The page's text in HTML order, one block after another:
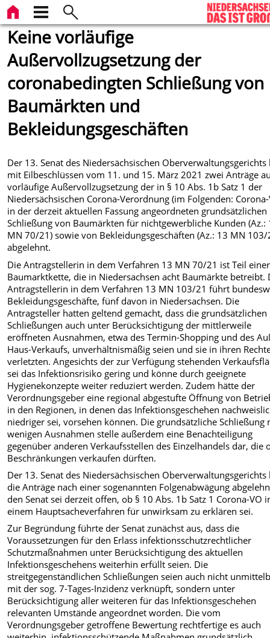
Keine vorläufige
Außervollzugsetzung der
coronabedingten Schließung von
Baumärkten und
Bekleidungsgeschäften
Der 13. Senat des Niedersächsischen Oberverwaltungsgerichts
mit Eilbeschlüssen vom 11. und 15. März 2021 zwei Anträge
vorläufige Außervollzugsetzung der in § 10 Abs. 1b Satz 1 der
Niedersächsischen Corona-Verordnung (im Folgenden:
in der derzeit aktuellen Fassung angeordneten grundsätzlichen
Schließung von Baumärkten für nichtgewerbliche Kunden (Az.:
MN 70/21) sowie von Bekleidungsgeschäften (Az.: 13 MN 103/
abgelehnt.
Die Antragstellerin in dem Verfahren 13 MN 70/21 ist Teil einer
Baumarktkette, die in Niedersachsen acht Baumärkte betreibt.
Antragstellerin in dem Verfahren 13 MN 103/21 führt
Bekleidungsgeschäfte, fünf davon in Niedersachsen. Die
Antragsteller hatten geltend gemacht, dass die grundsätzlichen
Schließungen auch unter Berücksichtigung der mittlerweile
eröffneten Ausnahmen, etwa des Termin-Shopping und des
Haus-Verkaufs, unverhältnismäßig seien und sie in ihren
verletzten. Angesichts der zur Verfügung stehenden
sei das Infektionsrisiko gering und könne durch geeignete
Hygienekonzepte weiter reduziert werden. Zudem hätte der
Verordnungsgeber eine regional abgestufte Öffnung von
in den Regionen, in denen das Infektionsgeschehen
niedriger sei, vorsehen können. Die grundsätzliche Schließung
wenigen Ausnahmen stelle außerdem eine Benachteiligung
gegenüber anderen Verkaufsstellen des Einzelhandels dar, die
Beschränkungen verkaufen dürften.
Der 13. Senat des Niedersächsischen Oberverwaltungsgerichts
die Anträge nach einer sogenannten Folgenabwägung
den Senat sei derzeit offen, ob § 10 Abs. 1b Satz 1 Corona-VO
einem Hauptsacheverfahren für unwirksam zu erklären sei.
Zur Begründung führte der Senat zunächst aus, dass die
Voraussetzungen für den Erlass infektionsschutzrechtlicher
Schutzmaßnahmen unter Berücksichtigung des aktuellen
Infektionsgeschehens weiterhin erfüllt seien. Die
streitgegenständlichen Schließungen seien auch nicht
mit der sog. 7-Tages-Inzidenz verknüpft, sondern unter
Berücksichtigung aller weiteren für das Infektionsgeschehen
relevanten Umstände angeordnet worden. Die vom
Verordnungsgeber getroffene Bewertung rechtfertige es auch